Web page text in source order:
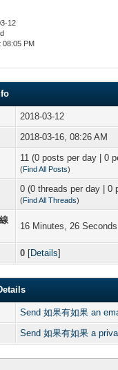
12
08:05 PM
2018-03-12
2018-03-16, 08:26 AM
11 (0 posts per day | 0
(Find All Posts)
0 (0 threads per day | 0
(Find All Threads)
16 Minutes, 26 Seconds
0 [Details]
Send 如果有如果 an
Send 如果有如果 a